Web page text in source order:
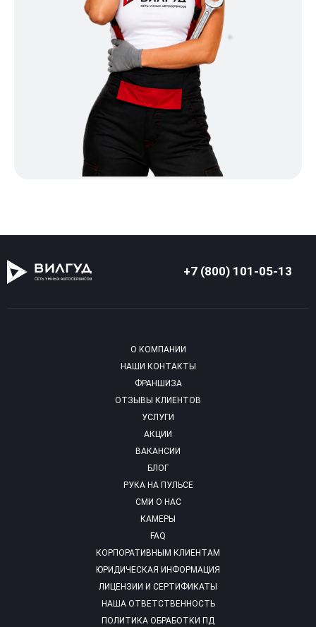
+7 (800) 101-05-13
О КОМПАНИИ
НАШИ КОНТАКТЫ
ФРАНШИЗА
ОТЗЫВЫ КЛИЕНТОВ
УСЛУГИ
АКЦИИ
ВАКАНСИИ
БЛОГ
РУКА НА ПУЛЬСЕ
СМИ О НАС
КАМЕРЫ
FAQ
КОРПОРАТИВНЫМ КЛИЕНТАМ
ЮРИДИЧЕСКАЯ ИНФОРМАЦИЯ
ЛИЦЕНЗИИ И СЕРТИФИКАТЫ
НАША ОТВЕТСТВЕННОСТЬ
ПОЛИТИКА ОБРАБОТКИ ПД